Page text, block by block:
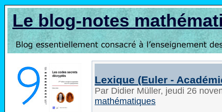
Le blog-notes
Lexique (Euler -
Par Didier Müller, jeudi 26
mathématiques